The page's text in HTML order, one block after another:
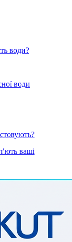
води?
води
ваші